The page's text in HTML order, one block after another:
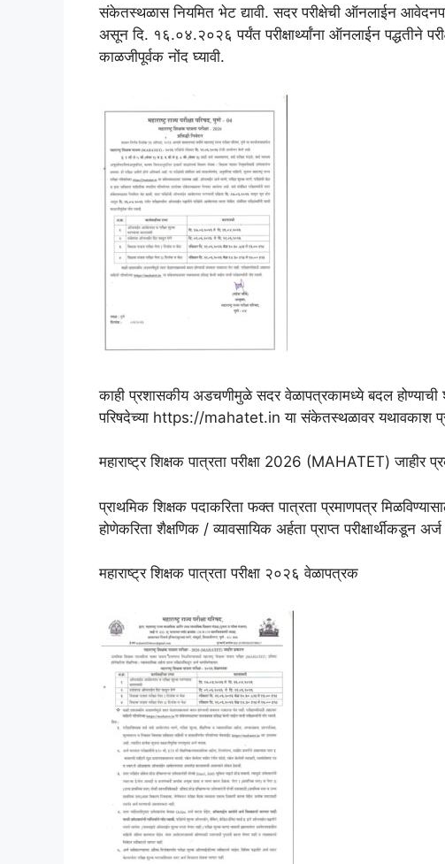
संकेतस्थळास नियमित भेट द्यावी. सदर परीक्षेची ऑनलाईन
असून दि. १६.०४.२०२६ पर्यंत परीक्षार्थ्यांना ऑनलाईन पद्धतीने
काळजीपूर्वक नोंद घ्यावी.
काही प्रशासकीय अडचणीमुळे सदर वेळापत्रकामध्ये बदल होण्याची
परिषदेच्या https://mahatet.in या संकेतस्थळावर यथावकाश
महाराष्ट्र शिक्षक पात्रता परीक्षा 2026 (MAHATET) जाहीर
प्राथमिक शिक्षक पदाकरिता फक्त पात्रता प्रमाणपत्र
होणेकरिता शैक्षणिक / व्यावसायिक अर्हता प्राप्त परीक्षार्थीकडून
महाराष्ट्र शिक्षक पात्रता परीक्षा २०२६ वेळापत्रक